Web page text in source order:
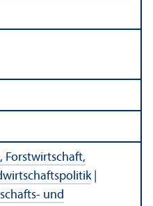
Forstwirtschaft,
|
und